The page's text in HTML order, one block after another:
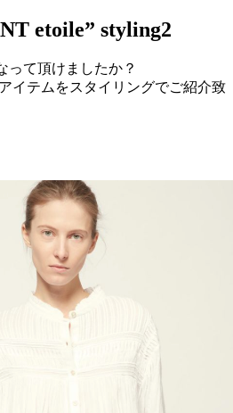
etoile” styling2
って頂けましたか？
イテムをスタイリングでご紹介致